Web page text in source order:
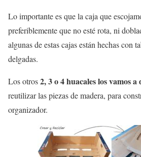
Lo importante es que la caja que
preferiblemente que no esté rota, ni
algunas de estas cajas están hechas con
delgadas.
Los otros2, 3 o 4 huacales los vamos
reutilizar las piezas de madera, para
organizador.